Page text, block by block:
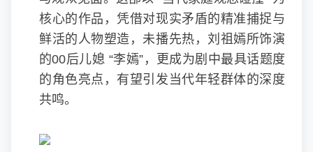
核心的作品，凭借对现实矛盾的精准捕捉与
鲜活的人物塑造，未播先热，刘祖嫣所饰演
的00后儿媳 “李嫣”，更成为剧中最具话题度
的角色亮点，有望引发当代年轻群体的深度
共鸣。